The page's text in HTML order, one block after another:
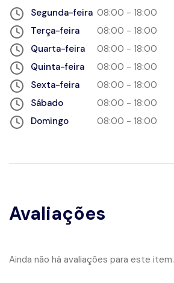
Segunda-feira 08:00 - 18:00
Terça-feira
08:00 - 18:00
Quarta-feira
08:00 - 18:00
Quinta-feira
08:00 - 18:00
Sexta-feira
08:00 - 18:00
Sábado
08:00 - 18:00
Domingo
08:00 - 18:00
Avaliações
Ainda não há avaliações para este item.